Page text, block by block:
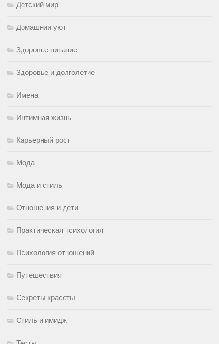
Детский мир
Домашний уют
Здоровое питание
Здоровье и долголетие
Имена
Интимная жизнь
Карьерный рост
Мода
Мода и стиль
Отношения и дети
Практическая психология
Психология отношений
Путешествия
Секреты красоты
Стиль и имидж